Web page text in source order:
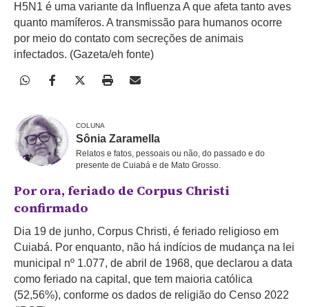
H5N1 é uma variante da Influenza A que afeta tanto aves
quanto mamíferos. A transmissão para humanos ocorre
por meio do contato com secreções de animais
infectados. (Gazeta/eh fonte)
COLUNA
Sônia Zaramella
Relatos e fatos, pessoais ou não, do passado e do
presente de Cuiabá e de Mato Grosso.
Por ora, feriado de Corpus Christi
confirmado
Dia 19 de junho, Corpus Christi, é feriado religioso em
Cuiabá. Por enquanto, não há indícios de mudança na lei
municipal nº 1.077, de abril de 1968, que declarou a data
como feriado na capital, que tem maioria católica
(52,56%), conforme os dados de religião do Censo 2022